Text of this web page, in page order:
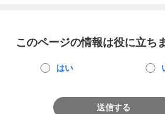
このページの情報は役に立ち
はい
送信する